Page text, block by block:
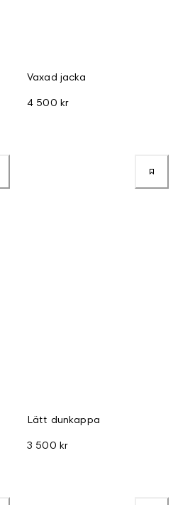
Vaxad jacka
4 500 kr
Lätt dunkappa
3 500 kr